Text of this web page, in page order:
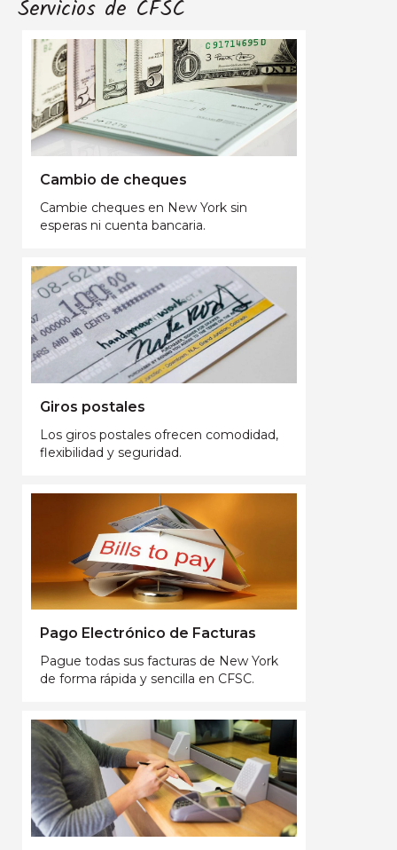
Servicios de CFSC
Cambio de cheques
Cambie cheques en New York sin
esperas ni cuenta bancaria.
Giros postales
Los giros postales ofrecen comodidad,
flexibilidad y seguridad.
Pago Electrónico de Facturas
Pague todas sus facturas de New York
de forma rápida y sencilla en CFSC.